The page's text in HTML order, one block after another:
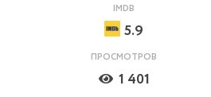
IMDB
5.9
ПРОСМОТРОВ
1 401